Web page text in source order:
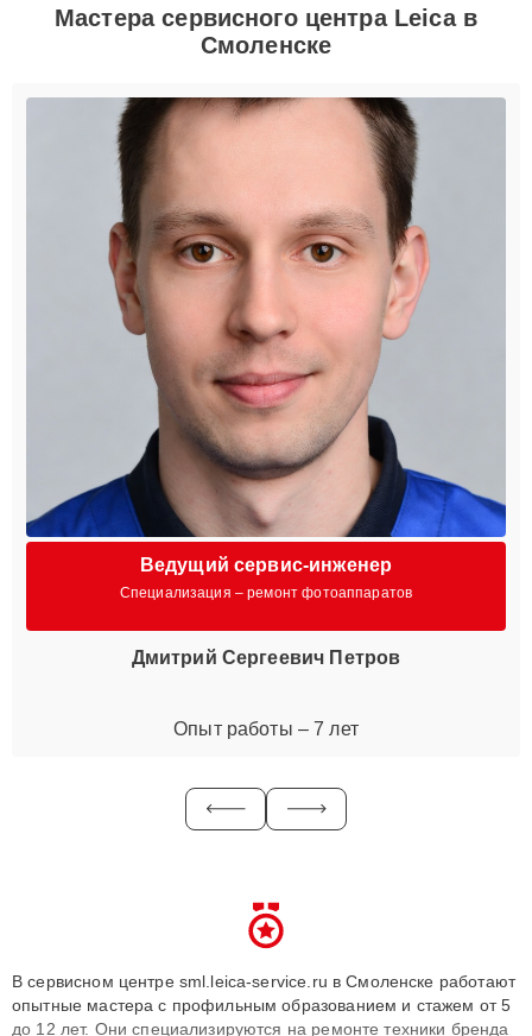
Мастера сервисного центра Leica в
Смоленске
Ведущий сервис-инженер
Специализация – ремонт фотоаппаратов
Дмитрий Сергеевич Петров
Опыт работы – 7 лет
В сервисном центре sml.leica-service.ru в Смоленске работают
опытные мастера с профильным образованием и стажем от 5
до 12 лет. Они специализируются на ремонте техники бренда